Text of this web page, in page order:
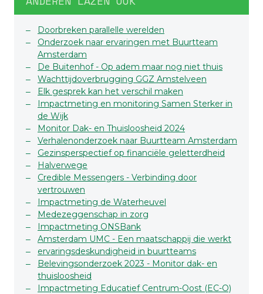
Doorbreken parallelle werelden
Onderzoek naar ervaringen met Buurtteam
Amsterdam
De Buitenhof - Op adem maar nog niet thuis
Wachttijdoverbrugging GGZ Amstelveen
Elk gesprek kan het verschil maken
Impactmeting en monitoring Samen Sterker in
de Wijk
Monitor Dak- en Thuisloosheid 2024
Verhalenonderzoek naar Buurtteam Amsterdam
Gezinsperspectief op financiële geletterdheid
Halverwege
Credible Messengers - Verbinding door
vertrouwen
Impactmeting de Waterheuvel
Medezeggenschap in zorg
Impactmeting ONSBank
Amsterdam UMC - Een maatschappij die werkt
ervaringsdeskundigheid in buurtteams
Belevingsonderzoek 2023 - Monitor dak- en
thuisloosheid
Impactmeting Educatief Centrum-Oost (EC-O)